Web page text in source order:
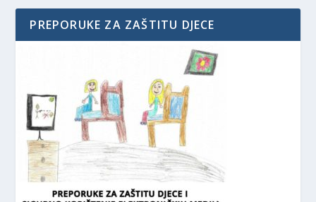
PREPORUKE ZA ZAŠTITU DJECE